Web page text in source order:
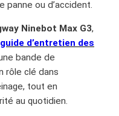
panne ou d’accident.
Ninebot Max G3,
guide d’entretien des
bande de
rôle clé dans
tout en
au quotidien.